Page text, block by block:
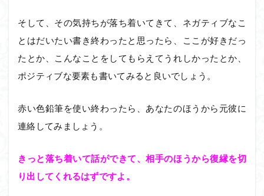
そして、その気持ちが落ち着いてきて、ネガティブなこ
とはだいたい書き終わったと思ったら、ここが好きだっ
たとか、こんなことをしてもらえてうれしかったとか、
ポジティブな要素も書いてみると良いでしょう。
赤い色鉛筆を使い終わったら、あなたのほうから元彼に
連絡してみましょう。
きっと落ち着いて話ができて、相手のほうから復縁を切
り出してくれるはずですよ。